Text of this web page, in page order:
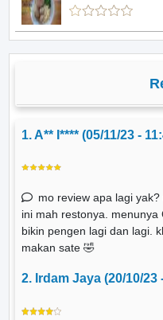
1. A** I**** (05/11/23 -
mo review apa lagi
ini mah restonya.
bikin pengen lagi dan lagi.
makan sate 🤣
2. Irdam Jaya (20/10/23